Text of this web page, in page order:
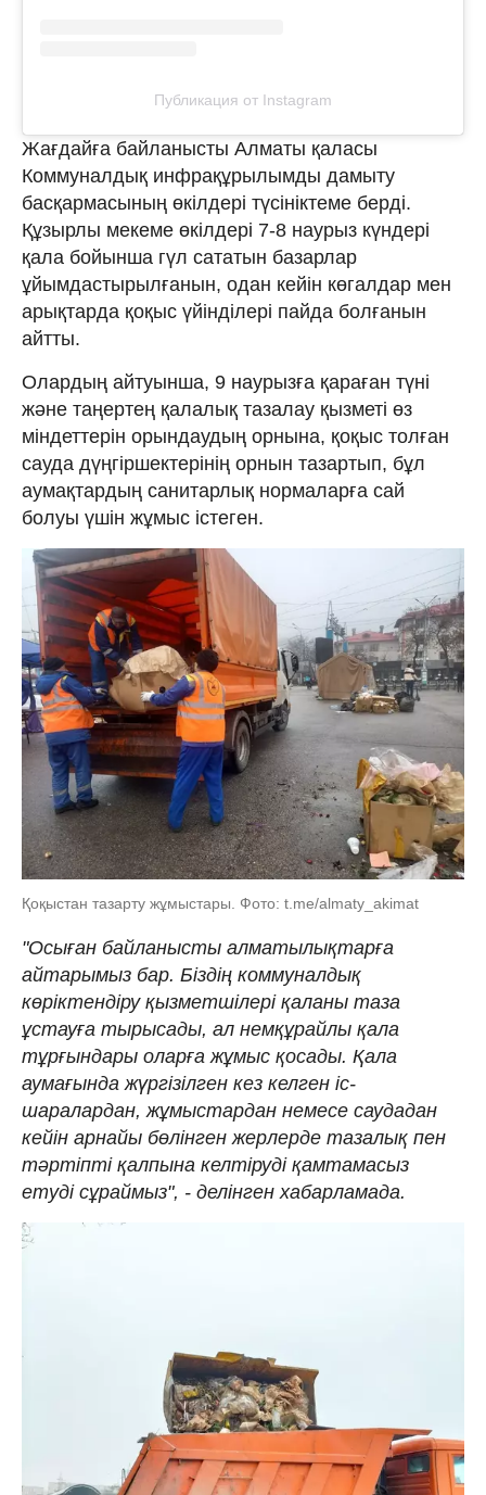
Публикация от Instagram
Жағдайға байланысты Алматы қаласы
Коммуналдық инфрақұрылымды дамыту
басқармасының өкілдері түсініктеме берді.
Құзырлы мекеме өкілдері 7-8 наурыз күндері
қала бойынша гүл сататын базарлар
ұйымдастырылғанын, одан кейін көгалдар мен
арықтарда қоқыс үйінділері пайда болғанын
айтты.
Олардың айтуынша, 9 наурызға қараған түні
және таңертең қалалық тазалау қызметі өз
міндеттерін орындаудың орнына, қоқыс толған
сауда дүңгіршектерінің орнын тазартып, бұл
аумақтардың санитарлық нормаларға сай
болуы үшін жұмыс істеген.
Қоқыстан тазарту жұмыстары. Фото: t.me/almaty_akimat
"Осыған байланысты алматылықтарға
айтарымыз бар. Біздің коммуналдық
көріктендіру қызметшілері қаланы таза
ұстауға тырысады, ал немқұрайлы қала
тұрғындары оларға жұмыс қосады. Қала
аумағында жүргізілген кез келген іс-
шаралардан, жұмыстардан немесе саудадан
кейін арнайы бөлінген жерлерде тазалық пен
тәртіпті қалпына келтіруді қамтамасыз
етуді сұраймыз", - делінген хабарламада.